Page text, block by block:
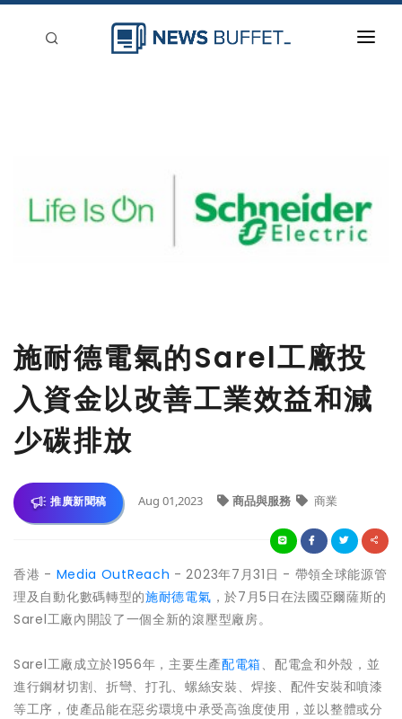
施耐德電氣的Sarel工廠投
入資金以改善工業效益和減
少碳排放
推廣新聞稿 Aug 01,2023 商品與服務 商業
香港 - Media OutReach - 2023年7月31日 - 帶領全球能源管
理及自動化數碼轉型的施耐德電氣 ，於7月5日在法國亞爾薩斯的
Sarel工廠內開設了一個全新的滾壓型廠房。
Sarel工廠成立於1956年，主要生產配電箱、配電盒和外殼，並
進行鋼材切割、折彎、打孔、螺絲安裝、焊接、配件安裝和噴漆
等工序，使產品能在惡劣環境中承受高強度使用，並以整體或分